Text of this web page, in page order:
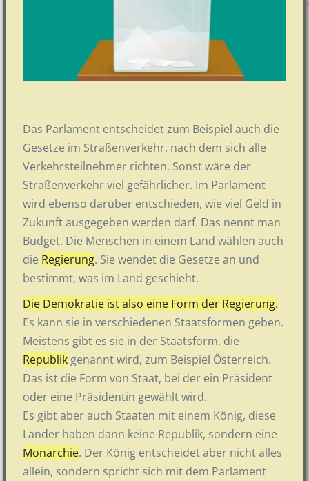
Das Parlament entscheidet zum Beispiel auch die
Gesetze im Straßenverkehr, nach dem sich alle
Verkehrsteilnehmer richten. Sonst wäre der
Straßenverkehr viel gefährlicher. Im Parlament
wird ebenso darüber entschieden, wie viel Geld in
Zukunft ausgegeben werden darf. Das nennt man
Budget. Die Menschen in einem Land wählen auch
die Regierung. Sie wendet die Gesetze an und
bestimmt, was im Land geschieht.
Die Demokratie ist also eine Form der Regierung.
Es kann sie in verschiedenen Staatsformen geben.
Meistens gibt es sie in der Staatsform, die
Republik genannt wird, zum Beispiel Österreich.
Das ist die Form von Staat, bei der ein Präsident
oder eine Präsidentin gewählt wird.
Es gibt aber auch Staaten mit einem König, diese
Länder haben dann keine Republik, sondern eine
Monarchie. Der König entscheidet aber nicht alles
allein, sondern spricht sich mit dem Parlament